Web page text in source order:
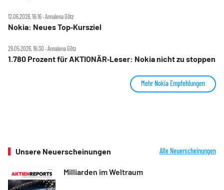
12.06.2026, 16:16 ‧ Annalena Götz
Nokia: Neues Top‑Kursziel
29.05.2026, 16:30 ‧ Annalena Götz
1.780 Prozent für AKTIONÄR‑Leser: Nokia nicht zu stoppen
Mehr Nokia Empfehlungen
Unsere Neuerscheinungen Alle Neuerscheinungen
Milliarden im Weltraum